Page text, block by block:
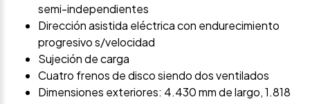
semi-independientes
Dirección asistida eléctrica con endurecimiento
progresivo s/velocidad
Sujeción de carga
Cuatro frenos de disco siendo dos ventilados
Dimensiones exteriores: 4.430 mm de largo, 1.818